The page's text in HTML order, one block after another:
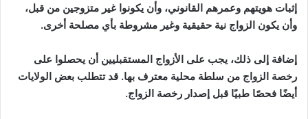
إثبات هويتهم وعمرهم القانوني، وأن يكونوا غير متزوجين من قبل،
وأن يكون الزواج نية حقيقية وغير مشروطة بأي مصلحة أخرى.
إضافة إلى ذلك، يجب على الأزواج المستقبليين أن يحصلوا على
رخصة الزواج من سلطة محلية معترف بها. قد تتطلب بعض الولايات
أيضًا فحصًا طبيًا قبل إصدار رخصة الزواج.